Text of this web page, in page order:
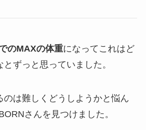
のMAXの体重になってこれはど
ずっと思っていました。
のは難しくどうしようかと悩ん
さんを見つけました。